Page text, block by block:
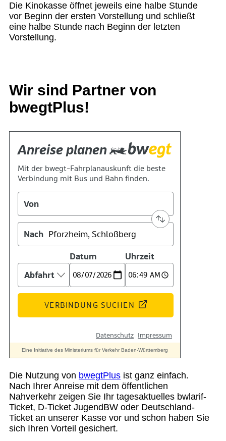
Die Kinokasse öffnet jeweils eine halbe Stunde
vor Beginn der ersten Vorstellung und schließt
eine halbe Stunde nach Beginn der letzten
Vorstellung.
Wir sind Partner von
bwegtPlus!
Die Nutzung von bwegtPlus ist ganz einfach.
Nach Ihrer Anreise mit dem öffentlichen
Nahverkehr zeigen Sie Ihr tagesaktuelles bwlarif-
Ticket, D-Ticket JugendBW oder Deutschland-
Ticket an unserer Kasse vor und schon haben Sie
sich Ihren Vorteil gesichert.